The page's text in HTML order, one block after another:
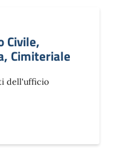
Civile,
Cimiteriale
dell'ufficio